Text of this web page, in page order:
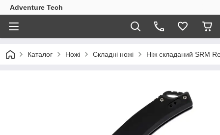
Adventure Tech
Каталог Ножі Складні ножі Ніж складаний SRM